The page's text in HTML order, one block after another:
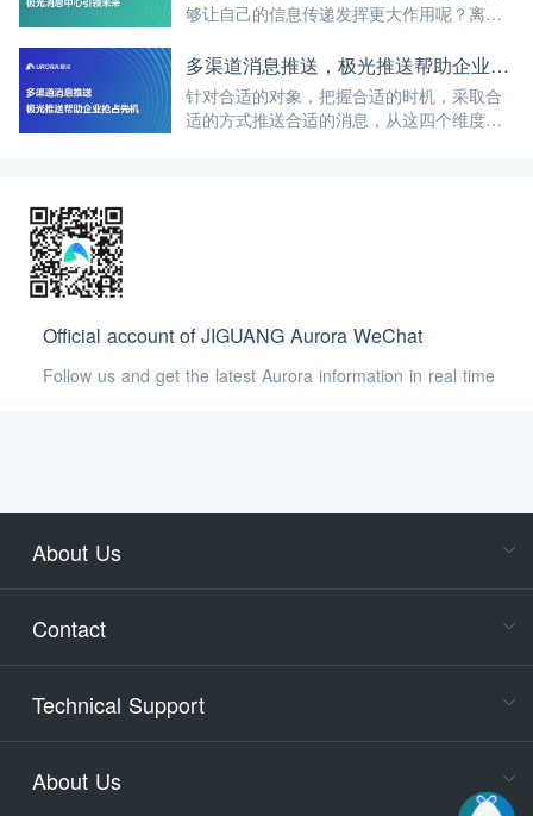
够让自己的信息传递发挥更大作用呢？离不
息云方案，就为企业带来了新的可能。
多渠道消息推送，极光推送帮助企业抢占先机
针对合适的对象，把握合适的时机，采取合
适的方式推送合适的消息，从这四个维度出
Official account of JIGUANG Aurora WeChat
Follow us and get the latest Aurora information in real time
About Us
Contact
Technical Support
About Us
days)
9:30-